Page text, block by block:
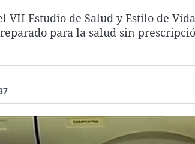
VII Estudio de Salud y Estilo de
para la salud sin